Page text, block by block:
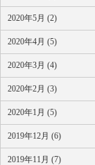
2020年5月 (2)
2020年4月 (5)
2020年3月 (4)
2020年2月 (3)
2020年1月 (5)
2019年12月 (6)
2019年11月 (7)